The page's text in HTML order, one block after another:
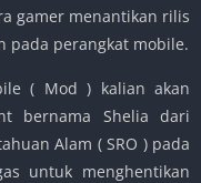
gamer menantikan rilis
pada perangkat mobile.
( Mod ) kalian akan
bernama Shelia dari
Alam ( SRO ) pada
untuk menghentikan